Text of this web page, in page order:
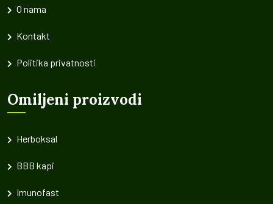
O nama
Kontakt
Politika privatnosti
Omiljeni proizvodi
Herboksal
BBB kapi
Imunofast